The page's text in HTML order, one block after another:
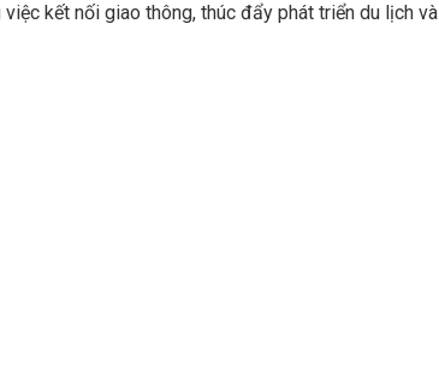
kết nối giao thông, thúc đẩy phát triển du lịch và